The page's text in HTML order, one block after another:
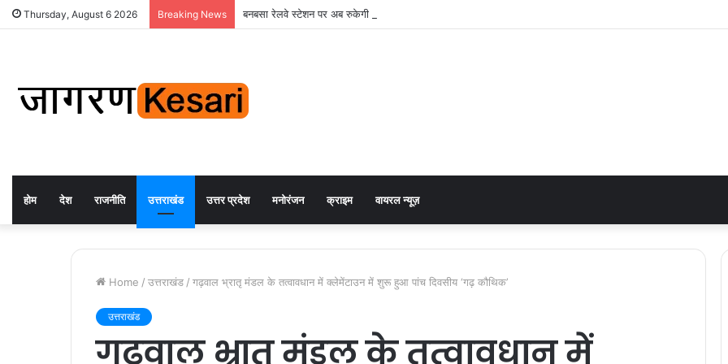
Thursday, August 6 2026 Breaking News बनबसा रेलवे स्टेशन पर अब रुकेगी अछनेरा-टनकपुर एक्सप्रेस, रेल मंत्री ने दी स्वीकृति
होम देश राजनीति उत्तराखंड उत्तर प्रदेश मनोरंजन क्राइम वायरल न्यूज़
Home / उत्तराखंड / गढ़वाल भ्रातृ मंडल के तत्वावधान में क्लेमेंटाउन में शुरू हुआ पांच दिवसीय ‘गढ़ कौथिक’
उत्तराखंड
गढ़वाल भ्रातृ मंडल के तत्वावधान में